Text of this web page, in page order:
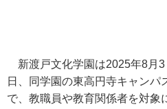
新渡戸文化学園は2025年8月3
日、同学園の東高円寺キャンパ
で、教職員や教育関係者を対象